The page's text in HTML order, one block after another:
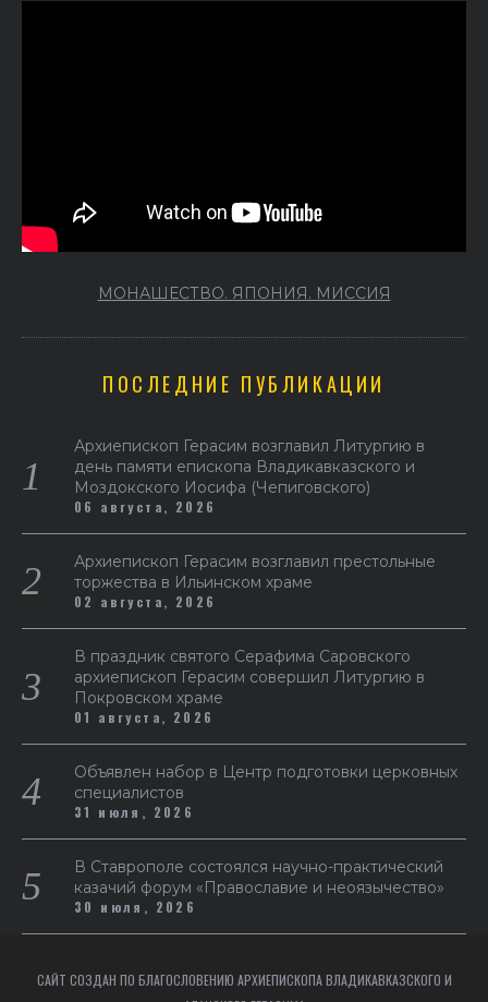
МОНАШЕСТВО. ЯПОНИЯ. МИССИЯ
ПОСЛЕДНИЕ ПУБЛИКАЦИИ
Архиепископ Герасим возглавил Литургию в
день памяти епископа Владикавказского и
Моздокского Иосифа (Чепиговского)
06 августа, 2026
Архиепископ Герасим возглавил престольные
торжества в Ильинском храме
02 августа, 2026
В праздник святого Серафима Саровского
архиепископ Герасим совершил Литургию в
Покровском храме
01 августа, 2026
Объявлен набор в Центр подготовки церковных
специалистов
31 июля, 2026
В Ставрополе состоялся научно-практический
казачий форум «Православие и неоязычество»
30 июля, 2026
САЙТ СОЗДАН ПО БЛАГОСЛОВЕНИЮ АРХИЕПИСКОПА ВЛАДИКАВКАЗСКОГО И